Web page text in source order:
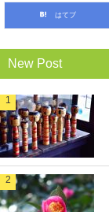
はてブ
New Post